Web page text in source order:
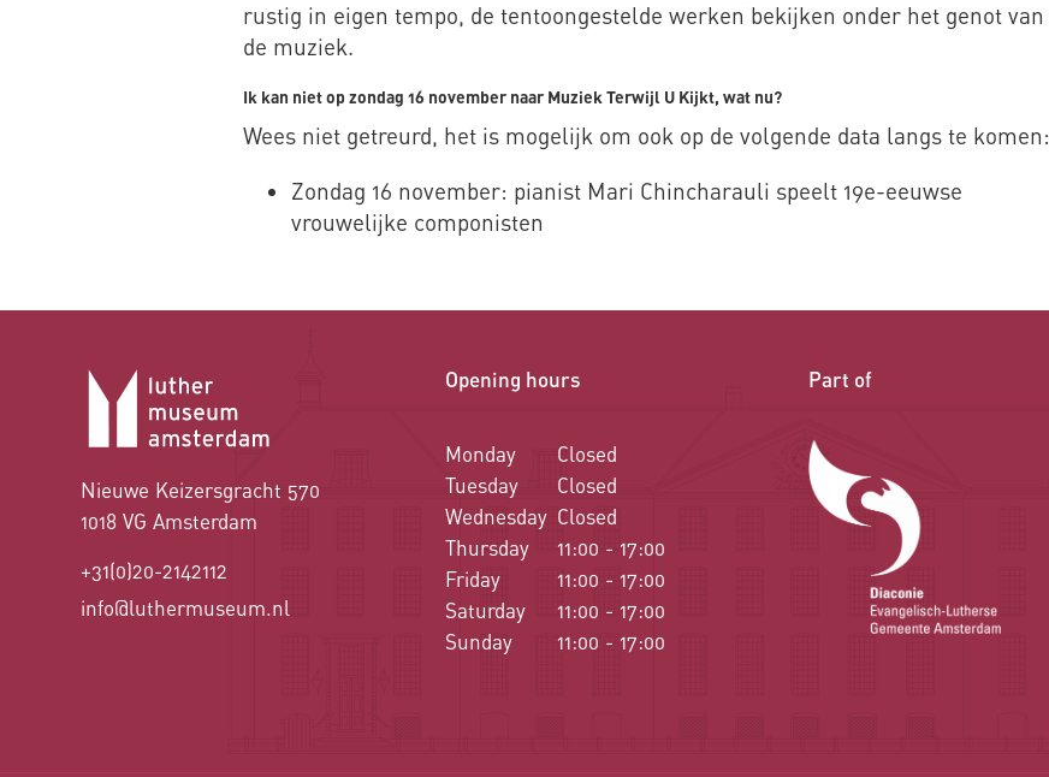
rustig in eigen tempo, de tentoongestelde werken bekijken onder het genot van
de muziek.
Ik kan niet op zondag 16 november naar Muziek Terwijl U Kijkt, wat nu?
Wees niet getreurd, het is mogelijk om ook op de volgende data langs te komen:
Zondag 16 november: pianist Mari Chincharauli speelt 19e-eeuwse
vrouwelijke componisten
Nieuwe Keizersgracht 570
1018 VG Amsterdam
+31(0)20-2142112
info@luthermuseum.nl
Opening hours
Monday
Tuesday
Wednesday
Thursday
Friday
Saturday
Sunday
Closed
Closed
Closed
11:00 - 17:00
11:00 - 17:00
11:00 - 17:00
11:00 - 17:00
Part of